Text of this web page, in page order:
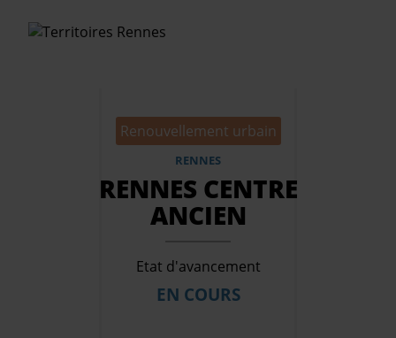
Qui sommes-nous ?
Terrains à vendre
Offres professionnels
Renouvellement urbain
RENNES
RENNES CENTRE
ANCIEN
Etat d'avancement
EN COURS